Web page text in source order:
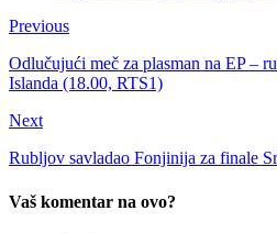
Previous
Odlučujući meč za plasman na EP –
Islanda (18.00, RTS1)
Next
Rubljov savladao Fonjinija za finale
Vaš komentar na ovo?